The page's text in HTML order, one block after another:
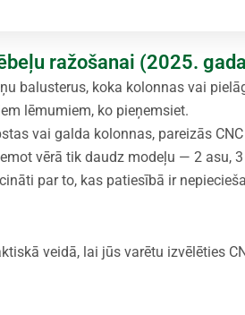
ražošanai (2025.
balusterus, koka kolonnas vai
lēmumiem, ko pieņemsiet.
vai galda kolonnas, pareizās
vērā tik daudz modeļu — 2 asu,
par to, kas patiesībā ir
veidā, lai jūs varētu izvēlēties